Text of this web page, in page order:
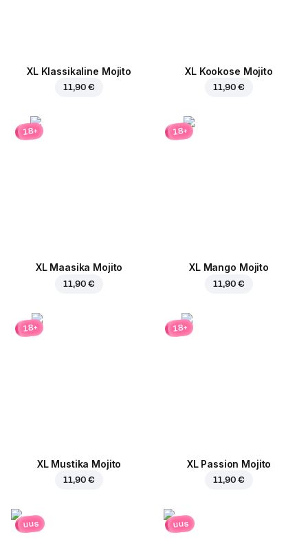
XL Klassikaline Mojito
11,90 €
XL Kookose Mojito
11,90 €
18+
XL Maasika Mojito
11,90 €
18+
XL Mango Mojito
11,90 €
18+
XL Mustika Mojito
11,90 €
18+
XL Passion Mojito
11,90 €
uus uus